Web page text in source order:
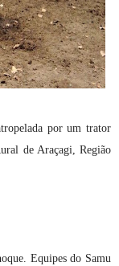
por um trator
de Araçagi, Região
Equipes do Samu